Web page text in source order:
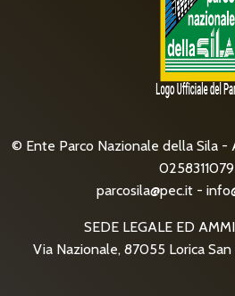
© Ente Parco Nazionale della Sila -
parcosila@pec.it-
SEDE LEGALE ED
Via Nazionale, 87055 Lorica